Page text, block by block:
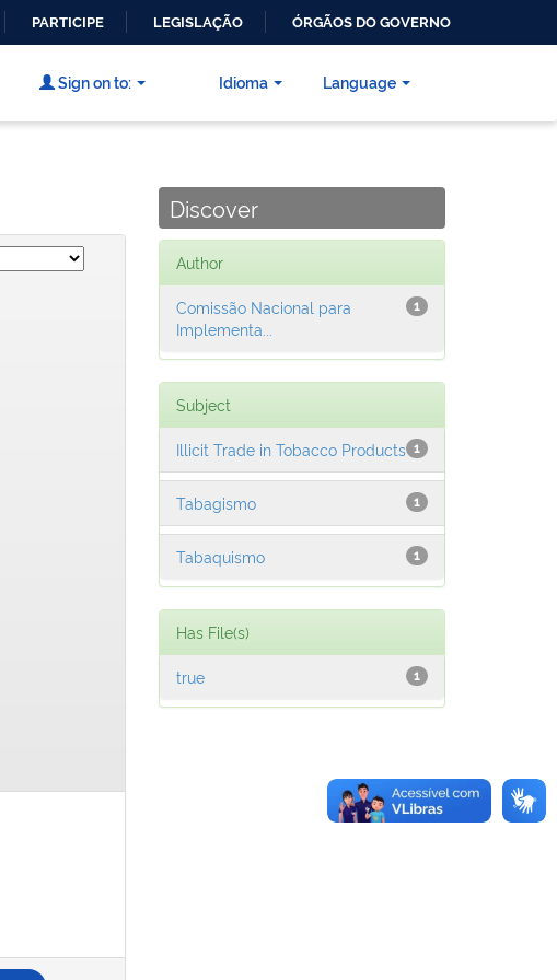
PARTICIPE LEGISLAÇÃO ÓRGÃOS DO GOVERNO
Language
Sign on to: Idioma
Discover
Author
1
Comissão Nacional para
Implementa...
Subject
1
Illicit Trade in Tobacco Products
1
Tabagismo
1
Tabaquismo
Has File(s)
1
true